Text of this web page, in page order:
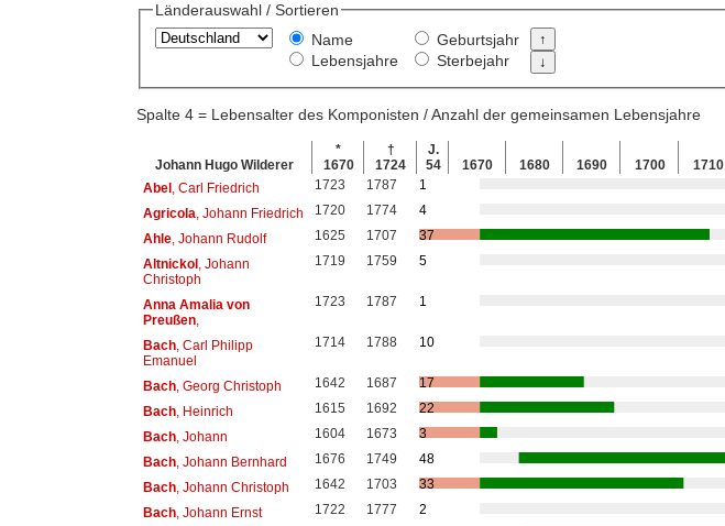
Länderauswahl / Sortieren
Name
Lebensjahre
Geburtsjahr
Sterbejahr
Spalte 4 = Lebensalter des Komponisten / Anzahl der gemeinsamen Lebensjahre
Johann Hugo Wilderer
*
1670
†
1724
J.
54
1670 1680 1690 1700 1710
Abel, Carl Friedrich 1723 1787
1
Agricola , Johann Friedrich 1720 1774
4
Ahle, Johann Rudolf 1625 1707
37
Altnickol, Johann
Christoph
1719 1759 5
Anna Amalia von
Preußen,
1723 1787 1
Bach, Carl Philipp
Emanuel
1714 1788 10
Bach, Georg Christoph 1642 1687
17
Bach, Heinrich 1615 1692
22
Bach, Johann 1604 1673
3
Bach, Johann Bernhard 1676 1749
48
Bach, Johann Christoph 1642 1703
33
Bach, Johann Ernst 1722 1777
2